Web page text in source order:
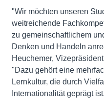
"Wir möchten unseren
weitreichende
zu gemeinschaftlichem
Denken und Handeln
Heuchemer,
"Dazu gehört eine
Lernkultur, die durch
Internationalität geprägt